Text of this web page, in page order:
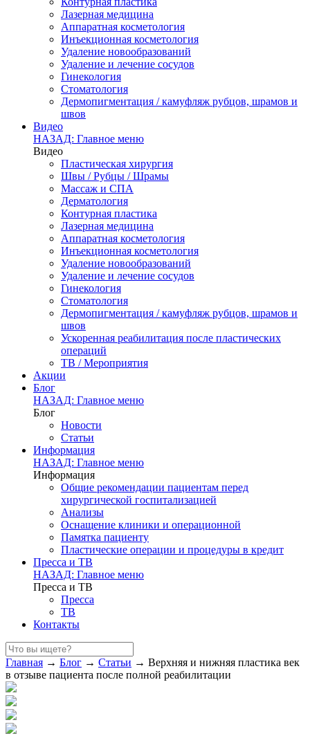
Лазерная медицина
Аппаратная косметология
Инъекционная косметология
Удаление новообразований
Удаление и лечение сосудов
Гинекология
Стоматология
Дермопигментация / камуфляж рубцов, шрамов и
швов
Видео
НАЗАД: Главное меню
Видео
Пластическая хирургия
Швы / Рубцы / Шрамы
Массаж и СПА
Дерматология
Контурная пластика
Лазерная медицина
Аппаратная косметология
Инъекционная косметология
Удаление новообразований
Удаление и лечение сосудов
Гинекология
Стоматология
Дермопигментация / камуфляж рубцов, шрамов и
швов
Ускоренная реабилитация после пластических
операций
ТВ / Мероприятия
Акции
Блог
НАЗАД: Главное меню
Блог
Новости
Статьи
Информация
НАЗАД: Главное меню
Информация
Общие рекомендации пациентам перед
хирургической госпитализацией
Анализы
Оснащение клиники и операционной
Памятка пациенту
Пластические операции и процедуры в кредит
Пресса и ТВ
НАЗАД: Главное меню
Пресса и ТВ
Пресса
ТВ
Контакты
Главная → Блог → Статьи → Верхняя и нижняя пластика век
в отзыве пациента после полной реабилитации